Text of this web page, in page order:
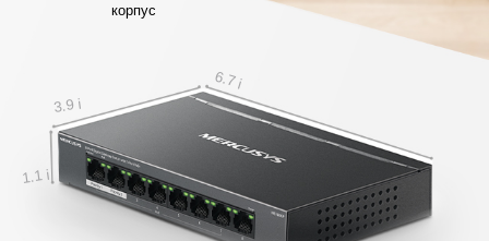
корпус
1.1 і
6.7 і
3.9 і